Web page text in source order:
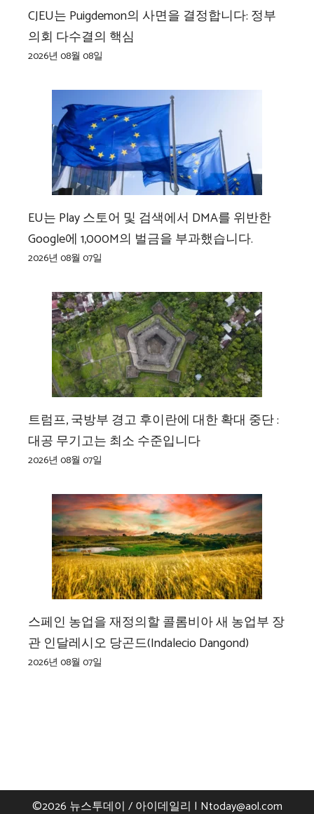
CJEU는 Puigdemon의 사면을 결정합니다: 정부
의회 다수결의 핵심
2026년 08월 08일
EU는 Play 스토어 및 검색에서 DMA를 위반한
Google에 1,000M의 벌금을 부과했습니다.
2026년 08월 07일
트럼프, 국방부 경고 후이란에 대한 확대 중단 :
대공 무기고는 최소 수준입니다
2026년 08월 07일
스페인 농업을 재정의할 콜롬비아 새 농업부 장
관 인달레시오 당곤드(Indalecio Dangond)
2026년 08월 07일
©2026 뉴스투데이 / 아이데일리 | Ntoday@aol.com